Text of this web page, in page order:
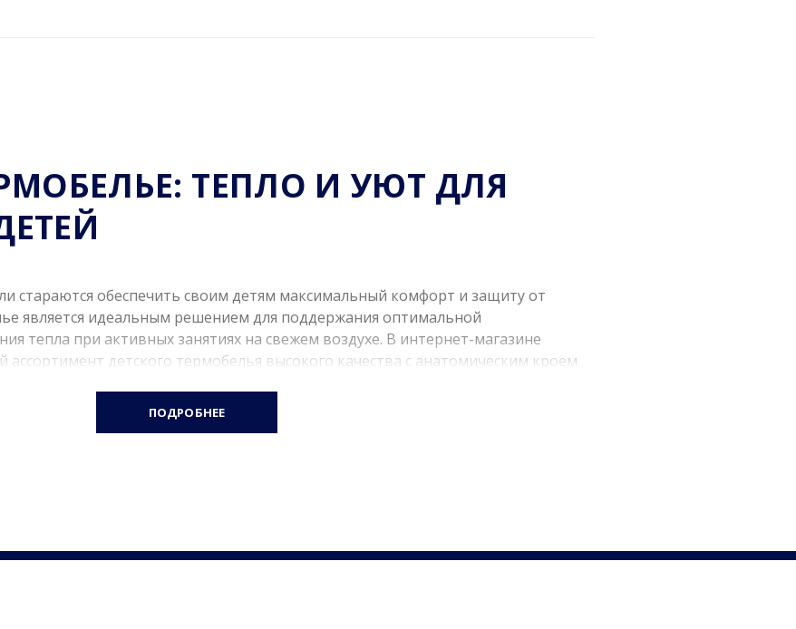
ТЕПЛО И УЮТ ДЛЯ
стараются обеспечить своим детям максимальный комфорт и защиту от
является идеальным решением для поддержания оптимальной
тепла при активных занятиях на свежем воздухе. В интернет-магазине
ассортимент детского термобелья высокого качества с анатомическим кроем
ПОДРОБНЕЕ